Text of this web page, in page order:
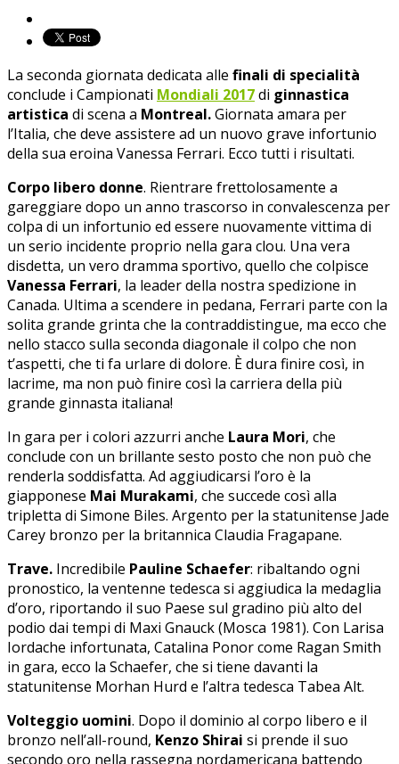
La seconda giornata dedicata alle finali di specialità
conclude i Campionati Mondiali 2017di ginnastica
artistica di scena a Montreal.Giornata amara per
l’Italia, che deve assistere ad un nuovo grave infortunio
della sua eroina Vanessa Ferrari. Ecco tutti i risultati.
Corpo libero donne. Rientrare frettolosamente a
gareggiare dopo un anno trascorso in convalescenza per
colpa di un infortunio ed essere nuovamente vittima di
un serio incidente proprio nella gara clou. Una vera
disdetta, un vero dramma sportivo, quello che colpisce
Vanessa Ferrari, la leader della nostra spedizione in
Canada. Ultima a scendere in pedana, Ferrari parte con la
solita grande grinta che la contraddistingue, ma ecco che
nello stacco sulla seconda diagonale il colpo che non
t’aspetti, che ti fa urlare di dolore. È dura finire così, in
lacrime, ma non può finire così la carriera della più
grande ginnasta italiana!
In gara per i colori azzurri anche Laura Mori, che
conclude con un brillante sesto posto che non può che
renderla soddisfatta. Ad aggiudicarsi l’oro è la
giapponese Mai Murakami, che succede così alla
tripletta di Simone Biles. Argento per la statunitense Jade
Carey bronzo per la britannica Claudia Fragapane.
Trave. Incredibile Pauline Schaefer: ribaltando ogni
pronostico, la ventenne tedesca si aggiudica la medaglia
d’oro, riportando il suo Paese sul gradino più alto del
podio dai tempi di Maxi Gnauck (Mosca 1981). Con Larisa
Iordache infortunata, Catalina Ponor come Ragan Smith
in gara, ecco la Schaefer, che si tiene davanti la
statunitense Morhan Hurd e l’altra tedesca Tabea Alt.
Volteggio uomini. Dopo il dominio al corpo libero e il
bronzo nell’all-round, Kenzo Shirai si prende il suo
secondo oro nella rassegna nordamericana battendo